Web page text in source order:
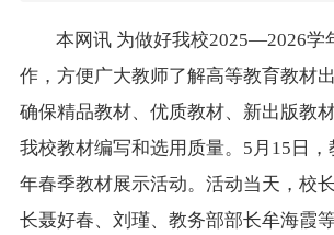
本网讯 为做好我校2025—2026学
作，方便广大教师了解高等教育教材
确保精品教材、优质教材、新出版教
我校教材编写和选用质量。5月15日，
年春季教材展示活动。 活动当天，校
长聂好春、刘瑾、教务部部长牟海霞